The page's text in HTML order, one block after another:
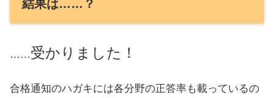
結果は……？
……受かりました！
合格通知のハガキには各分野の正答率も載っているの